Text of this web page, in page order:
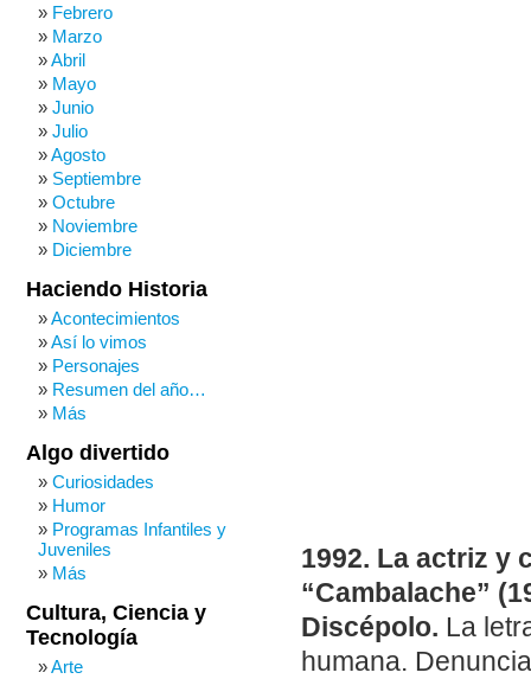
1992. La actriz y
“Cambalache”
Discépolo. La
humana.
Febrero
Marzo
Abril
Mayo
Junio
Julio
Agosto
Septiembre
Octubre
Noviembre
Diciembre
Haciendo Historia
Acontecimientos
Así lo vimos
Personajes
Resumen del año…
Más
Algo divertido
Curiosidades
Humor
Programas Infantiles y
Juveniles
Más
Cultura, Ciencia y
Tecnología
Arte